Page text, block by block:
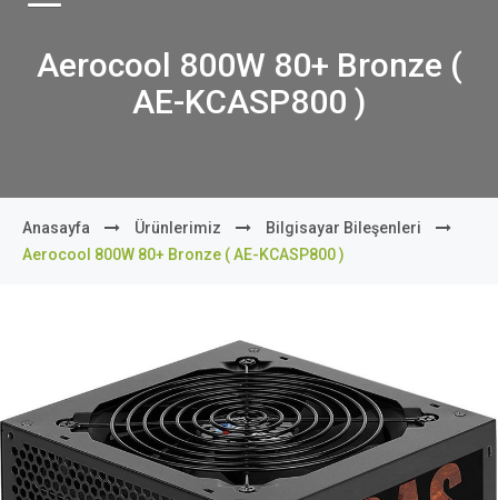
Aerocool 800W 80+ Bronze (
AE-KCASP800 )
Anasayfa Ürünlerimiz
Bilgisayar Bileşenleri
Aerocool 800W 80+ Bronze ( AE-KCASP800 )